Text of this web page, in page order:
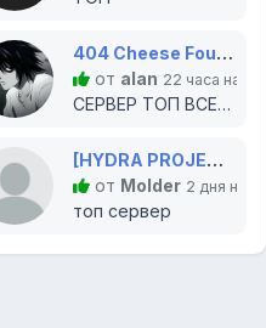
404 Cheese Found [RU]
от alan 22 часа назад
СЕРВЕР ТОП ВСЕМ СОВЕТУЮ ТУТ ИГРАТЬ
[HYDRA PROJECT] (CS2) PUBLIC
от Molder 2 дня назад
топ сервер